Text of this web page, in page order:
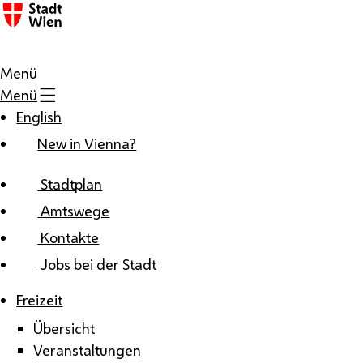
Zum Inhalt
Menü
Menü
English
New in Vienna?
Stadtplan
Amtswege
Kontakte
Jobs bei der Stadt
Freizeit
Übersicht
Veranstaltungen